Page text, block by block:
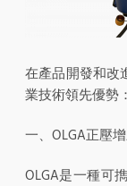
在產品開發和改
業技術領先優勢：
一、OLGA正壓
OLGA是一種可